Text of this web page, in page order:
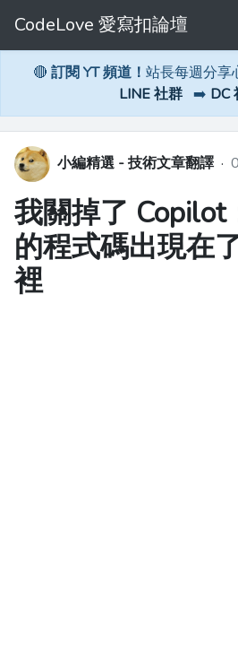
CodeLove 愛寫扣論壇
🔴 訂閱 YT 頻道！ 站長每週分
LINE 社群 ➡️ DC
小編精選 - 技術文章翻譯 ·
我關掉了 Copilot
的程式碼出現在
裡